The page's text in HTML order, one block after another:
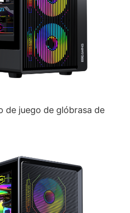
de juego de glóbrasa de